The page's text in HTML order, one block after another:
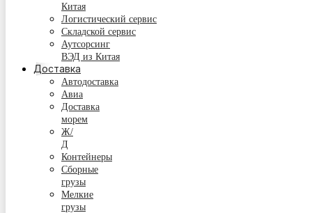
Китая
Логистический сервис
Складской сервис
Аутсорсинг
ВЭД из Китая
Доставка
Автодоставка
Авиа
Доставка
морем
Ж/
Д
Контейнеры
Сборные
грузы
Мелкие
грузы